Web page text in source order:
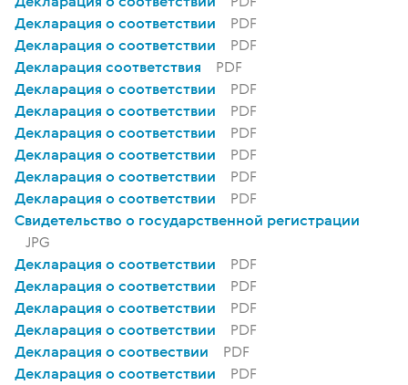
Декларация о соответствии
PDF
Декларация о соответствии
PDF
Декларация соответствия
PDF
Декларация о соответствии
PDF
Декларация о соответствии
PDF
Декларация о соответствии
PDF
Декларация о соответствии
PDF
Декларация о соответствии
PDF
Декларация о соответствии
PDF
Свидетельство о государственной регистрации
JPG
Декларация о соответствии
PDF
Декларация о соответствии
PDF
Декларация о соответствии
PDF
Декларация о соответствии
PDF
Декларация о соотвествии
PDF
Декларация о соответствии
PDF